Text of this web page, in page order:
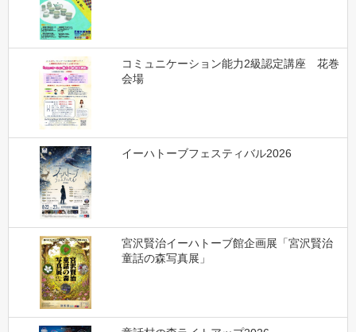
コミュニケーション能力2級認定講座 花巻
会場
イーハトーブフェスティバル2026
宮沢賢治イーハトーブ館企画展「宮沢賢治
童話の森写真展」